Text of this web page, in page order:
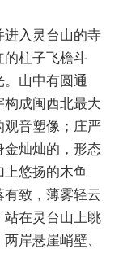
进入灵台山的寺
的柱子飞檐斗
山中有圆通
成闽西北最大
观音塑像；庄严
金灿灿的，形态
悠扬的木鱼
致，薄雾轻云
站在灵台山上眺
岸悬崖峭壁、